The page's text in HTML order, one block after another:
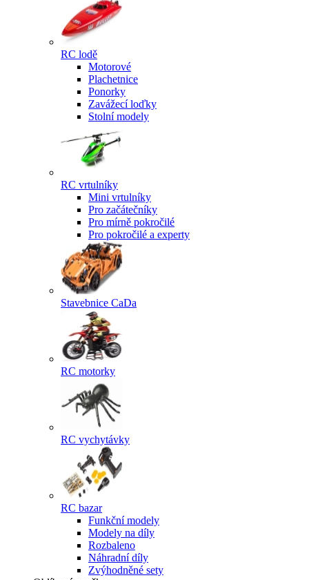
RC lodě
Motorové
Plachetnice
Ponorky
Zavážecí loďky
Stolní modely
RC vrtulníky
Mini vrtulníky
Pro začátečníky
Pro mírně pokročilé
Pro pokročilé a experty
Stavebnice CaDa
RC motorky
RC vychytávky
RC bazar
Funkční modely
Modely na díly
Rozbaleno
Náhradní díly
Zvýhodněné sety